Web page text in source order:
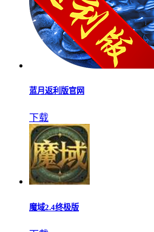
蓝月返利版官网
下载
魔域2.4终极版